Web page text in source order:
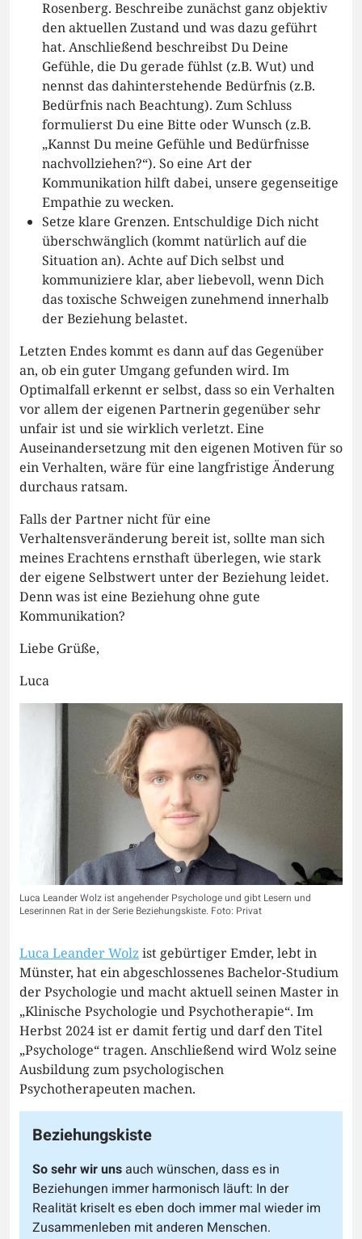
Rosenberg. Beschreibe zunächst ganz objektiv
den aktuellen Zustand und was dazu geführt
hat. Anschließend beschreibst Du Deine
Gefühle, die Du gerade fühlst (z.B. Wut) und
nennst das dahinterstehende Bedürfnis (z.B.
Bedürfnis nach Beachtung). Zum Schluss
formulierst Du eine Bitte oder Wunsch (z.B.
„Kannst Du meine Gefühle und Bedürfnisse
nachvollziehen?“). So eine Art der
Kommunikation hilft dabei, unsere gegenseitige
Empathie zu wecken.
Setze klare Grenzen. Entschuldige Dich nicht
überschwänglich (kommt natürlich auf die
Situation an). Achte auf Dich selbst und
kommuniziere klar, aber liebevoll, wenn Dich
das toxische Schweigen zunehmend innerhalb
der Beziehung belastet.
Letzten Endes kommt es dann auf das Gegenüber
an, ob ein guter Umgang gefunden wird. Im
Optimalfall erkennt er selbst, dass so ein Verhalten
vor allem der eigenen Partnerin gegenüber sehr
unfair ist und sie wirklich verletzt. Eine
Auseinandersetzung mit den eigenen Motiven für so
ein Verhalten, wäre für eine langfristige Änderung
durchaus ratsam.
Falls der Partner nicht für eine
Verhaltensveränderung bereit ist, sollte man sich
meines Erachtens ernsthaft überlegen, wie stark
der eigene Selbstwert unter der Beziehung leidet.
Denn was ist eine Beziehung ohne gute
Kommunikation?
Liebe Grüße,
Luca
Luca Leander Wolz ist angehender Psychologe und gibt Lesern und
Leserinnen Rat in der Serie Beziehungskiste. Foto: Privat
Luca Leander Wolzist gebürtiger Emder, lebt in
Münster, hat ein abgeschlossenes Bachelor-Studium
der Psychologie und macht aktuell seinen Master in
„Klinische Psychologie und Psychotherapie“. Im
Herbst 2024 ist er damit fertig und darf den Titel
„Psychologe“ tragen. Anschließend wird Wolz seine
Ausbildung zum psychologischen
Psychotherapeuten machen.
Beziehungskiste
So sehr wir unsauch wünschen, dass es in
Beziehungen immer harmonisch läuft: In der
Realität kriselt es eben doch immer mal wieder im
Zusammenleben mit anderen Menschen.